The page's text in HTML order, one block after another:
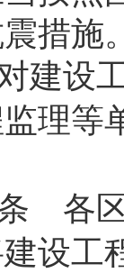
措施
建设
理等
各
设工